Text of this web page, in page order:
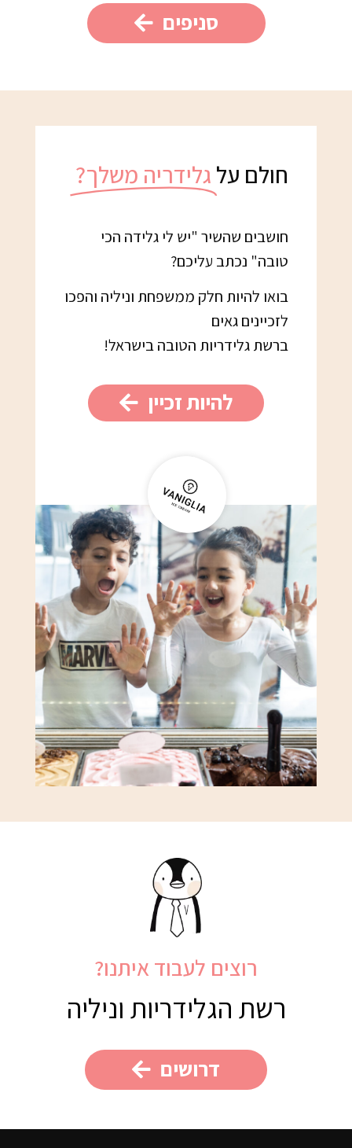
סניפים
חולם על גלידריה משלך?
חושבים שהשיר "יש לי גלידה הכי
טובה" נכתב עליכם?
בואו להיות חלק ממשפחת וניליה והפכו
לזכיינים גאים
ברשת גלידריות הטובה בישראל!
להיות זכיין
רוצים לעבוד איתנו?
רשת הגלידריות וניליה
דרושים